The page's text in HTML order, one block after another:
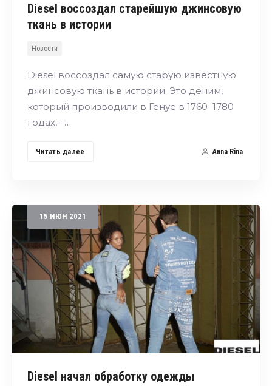
Diesel воссоздал старейшую джинсовую
ткань в истории
Новости
Diesel воссоздал самую старую известную
джинсовую ткань в истории. Это деним,
который производили в Генуе в 1760–1780
годах, –…
Читать далее Anna Rina
15 ИЮН 2021
Diesel начал обработку одежды